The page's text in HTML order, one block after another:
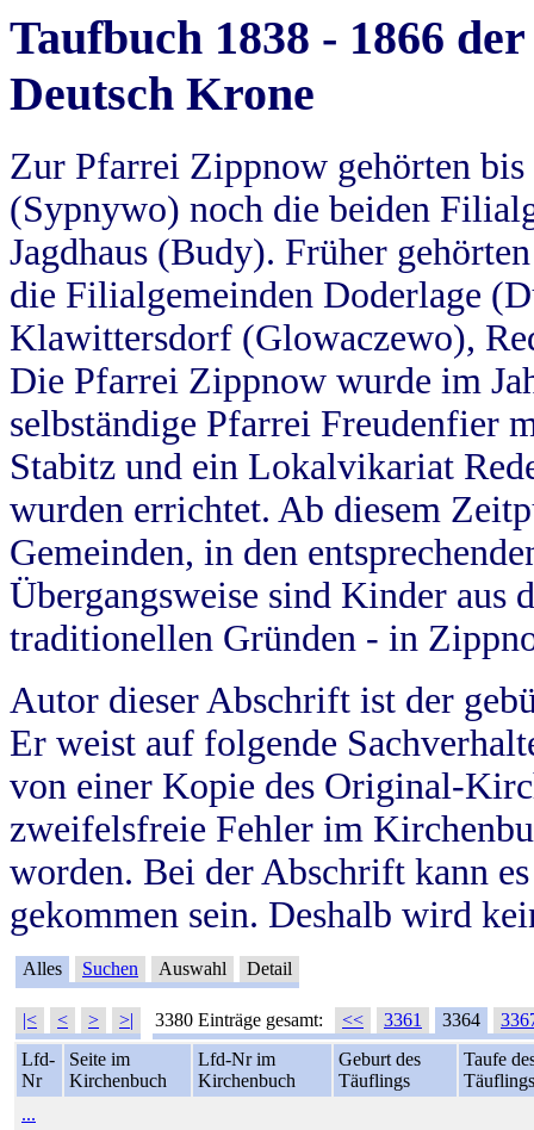
Taufbuch 1838 - 1866
Deutsch Krone
Zur Pfarrei Zippnow gehörten
(Sypnywo) noch die beiden
Jagdhaus (Budy). Früher
die Filialgemeinden Doderlage
Klawittersdorf (Glowaczewo),
Die Pfarrei Zippnow wurde im
selbständige Pfarrei Freudenfier
Stabitz und ein Lokalvikariat
wurden errichtet. Ab diesem
Gemeinden, in den
Übergangsweise sind Kinder aus
traditionellen Gründen - in
Autor dieser Abschrift ist der
Er weist auf folgende
von einer Kopie des Original-
zweifelsfreie Fehler im
worden. Bei der Abschrift kann
gekommen sein. Deshalb wird
Alles Suchen Auswahl Detail
|< < > >| 3380 Einträge gesamt: << 3361 3364
Lfd-
Nr
Seite im
Kirchenbuch
Lfd-Nr im
Kirchenbuch
Geburt des
Täuflings
Taufe
Täuflings
...